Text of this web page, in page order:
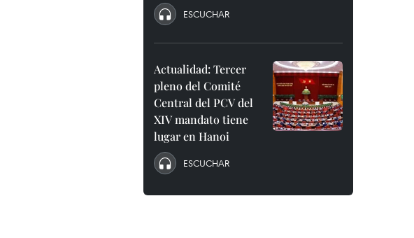
ESCUCHAR
Actualidad: Tercer
pleno del Comité
Central del PCV del
XIV mandato tiene
lugar en Hanoi
ESCUCHAR